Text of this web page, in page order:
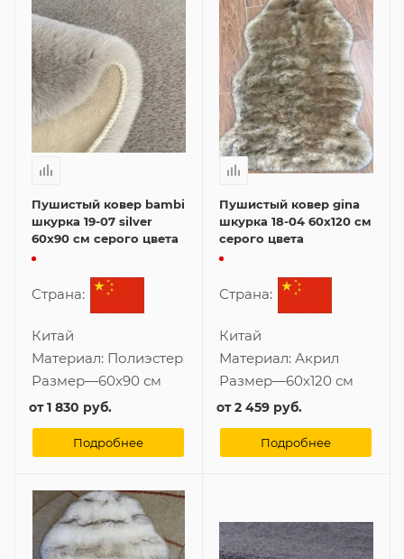
Пушистый ковер bambi
шкурка 19-07 silver
60x90 см серого цвета
Страна:
Китай
Материал: Полиэстер
Размер—60x90 см
от1 830 руб.
Подробнее
Пушистый ковер gina
шкурка 18-04 60x120 см
серого цвета
Страна:
Китай
Материал: Акрил
Размер—60x120 см
от2 459 руб.
Подробнее